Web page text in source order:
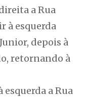
a Rua
à esquerda
depois à
retornando à
esquerda a Rua